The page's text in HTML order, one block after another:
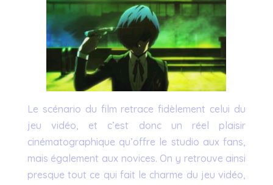
Le scénario du film retrace fidèlement celui du
jeu vidéo, et c’est donc un réel plaisir
cinématographique qu’offre le studio aux fans,
mais également aux novices. On y retrouve ainsi
presque tout ce qui fait le charme du jeu vidéo,